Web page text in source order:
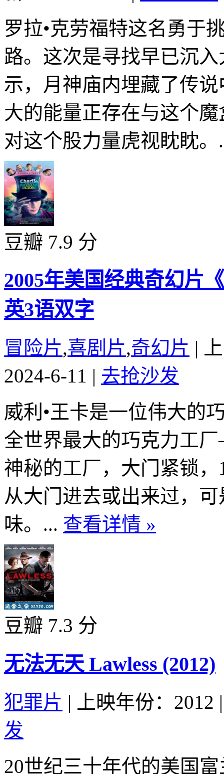
罗拉•克劳福特这名勇于
路。这次是寻找早已沉
示，月神庙内埋藏了传
大的能量正存在与这个
对这个股力量虎视眈眈
豆瓣 7.9 分
2005年美国经典奇幻片
英3语双字
冒险片,喜剧片,奇幻片 |
2024-6-11 | 去抢沙发
威利•王卡是一位伟大的
全世界最大的巧克力工
神秘的工厂，大门紧锁
从大门进去或出来过，
味。... 查看详情 »
豆瓣 7.3 分
无法无天 Lawless (2012)
犯罪片 | 上映年份：2012 |
发
20世纪三十年代的美国